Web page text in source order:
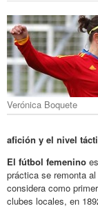
Verónica Boquete
afición y el nivel
El fútbol femenino
práctica se remonta
considera como
clubes locales, en